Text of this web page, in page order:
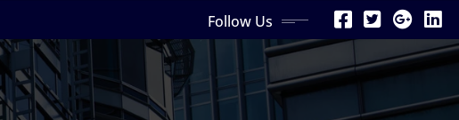
Follow Us